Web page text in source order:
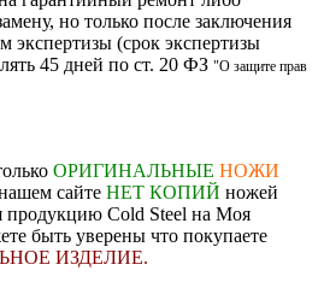
но только после заключения
экспертизы (срок экспертизы
45 дней по ст. 20 ФЗ "О защите прав
ОРИГИНАЛЬНЫЕ НОЖИ
сайте НЕТ КОПИЙ ножей
продукцию Cold Steel на Моя
быть уверены что покупаете
ИЗДЕЛИЕ.